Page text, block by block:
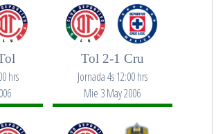
hrs
Tol 2-1 Cru
Jornada 4s 12:00 hrs
Mie 3 May 2006